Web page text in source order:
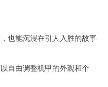
也能沉浸在引人入胜的故事
自由调整机甲的外观和个